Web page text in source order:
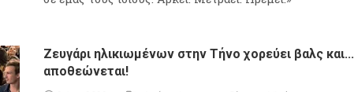
Ζευγάρι ηλικιωμένων στην Τήνο χορεύει βαλς και...
αποθεώνεται!